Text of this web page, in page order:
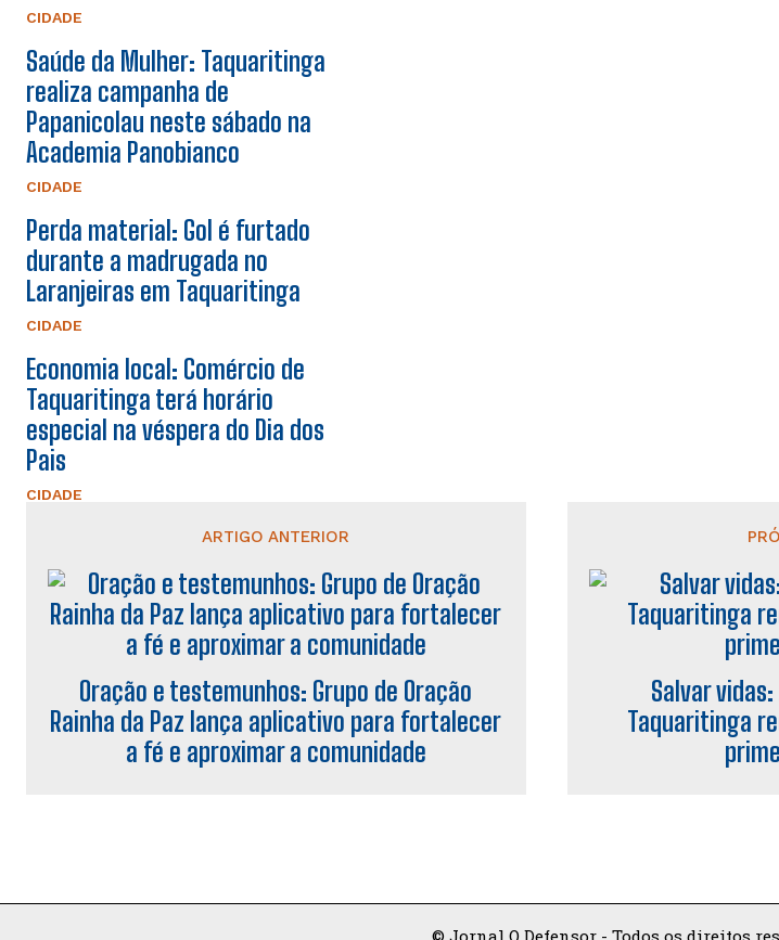
CIDADE
Saúde da Mulher: Taquaritinga
realiza campanha de
Papanicolau neste sábado na
Academia Panobianco
CIDADE
Perda material: Gol é furtado
durante a madrugada no
Laranjeiras em Taquaritinga
CIDADE
Economia local: Comércio de
Taquaritinga terá horário
especial na véspera do Dia dos
Pais
CIDADE
ARTIGO ANTERIOR
Oração e testemunhos: Grupo de Oração
Rainha da Paz lança aplicativo para fortalecer
a fé e aproximar a comunidade
Salvar
Taquaritinga
© Jornal O Defensor - Todos os direitos